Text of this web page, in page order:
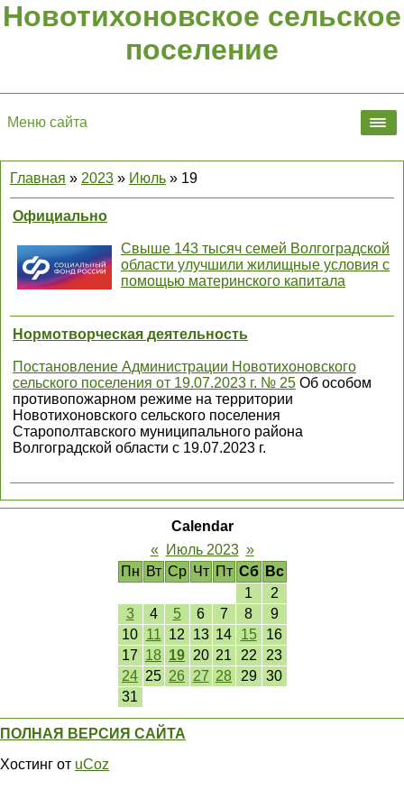
Новотихоновское сельское
поселение
Меню сайта
Главная » 2023 » Июль » 19
Официально
Свыше 143 тысяч семей Волгоградской
области улучшили жилищные условия с
помощью материнского капитала
Нормотворческая деятельность
Постановление Администрации Новотихоновского
сельского поселения от 19.07.2023 г. № 25 Об особом
противопожарном режиме на территории
Новотихоновского сельского поселения
Старополтавского муниципального района
Волгоградской области с 19.07.2023 г.
Calendar
«
Июль 2023 »
Пн Вт Ср Чт Пт Сб
Вс
1
2
3
4 5 6 7 8
9
10 11 12 13 14 15
16
17 18 19 20 21 22
23
24 25 26 27 28 29
30
31
ПОЛНАЯ ВЕРСИЯ САЙТА
Хостинг от uCoz